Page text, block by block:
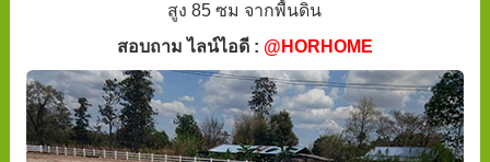
สูง 85 ซม จากพื้นดิน
สอบถาม ไลน์ไอดี : @HORHOME